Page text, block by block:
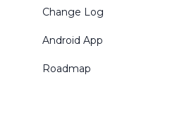
Change Log
Android App
Roadmap